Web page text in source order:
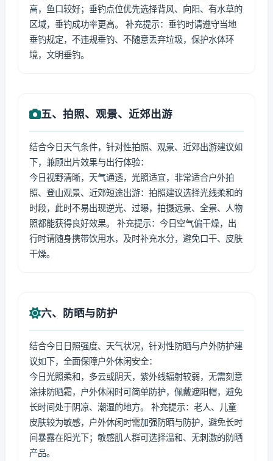
高，鱼口较好；垂钓点位优先选择背风、向阳、有水草的
区域，垂钓成功率更高。 补充提示：垂钓时请遵守当地
垂钓规定，不违规垂钓、不随意丢弃垃圾，保护水体环
境，文明垂钓。
五、拍照、观景、近郊出游
结合今日天气条件，针对性拍照、观景、近郊出游建议如
下，兼顾出片效果与出行体验：
今日视野清晰，天气通透，光照适宜，非常适合户外拍
照、登山观景、近郊短途出游：拍照建议选择光线柔和的
时段，此时不易出现逆光、过曝，拍摄远景、全景、人物
照都能获得良好效果。 补充提示：今日空气偏干燥，出
行时请随身携带饮用水，及时补充水分，避免口干、皮肤
干燥。
六、防晒与防护
结合今日日照强度、天气状况，针对性防晒与户外防护建
议如下，全面保障户外休闲安全：
今日光照柔和，多云或阴天，紫外线辐射较弱，无需刻意
涂抹防晒霜，户外休闲时可简单防护，佩戴遮阳帽，避免
长时间处于阴凉、潮湿的地方。 补充提示：老人、儿童
皮肤较为敏感，户外休闲时需加强防晒与防护，避免长时
间暴露在阳光下；敏感肌人群可选择温和、无刺激的防晒
产品。